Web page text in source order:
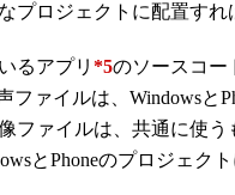
ロジェクトに配置すれ
るアプリ *5のソースコー
ァイルは、Windowsと
ファイルは、共通に使
とPhoneのプロジェク